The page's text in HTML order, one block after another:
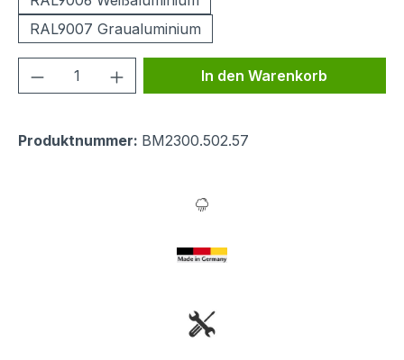
RAL9007 Graualuminium
Produkt Anzahl: Gib denIn den Warenkorb
Produktnummer: BM2300.502.57